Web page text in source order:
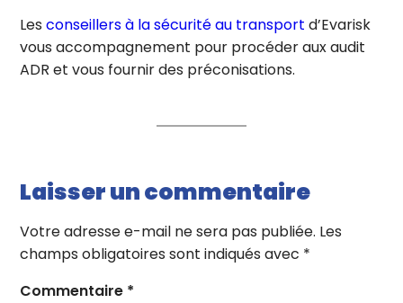
Lesconseillers à la sécurité au transport d’Evarisk
vous accompagnement pour procéder aux audit
ADR et vous fournir des préconisations.
Laisser un commentaire
Votre adresse e-mail ne sera pas publiée. Les
champs obligatoires sont indiqués avec *
Commentaire *